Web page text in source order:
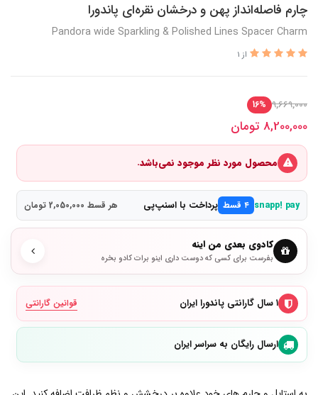
چارم فاصله‌انداز پهن و درخشان نقره‌ای پاندورا
Pandora wide Sparkling & Polished Lines Spacer Charm
از 1
9,669,000
16%
8,200,000 تومان
محصول مورد نظر موجود نمی‌باشد.
snapp! pay ۴ قسط پرداخت با اسنپ‌پی هر قسط 2,050,000 تومان
کادوی بعدی من اینه
بفرست برای کسی که دوست داری اینو برات کادو بخره
۱ سال گارانتی پاندورا ایران قوانین گارانتی
ارسال رایگان به سراسر ایران